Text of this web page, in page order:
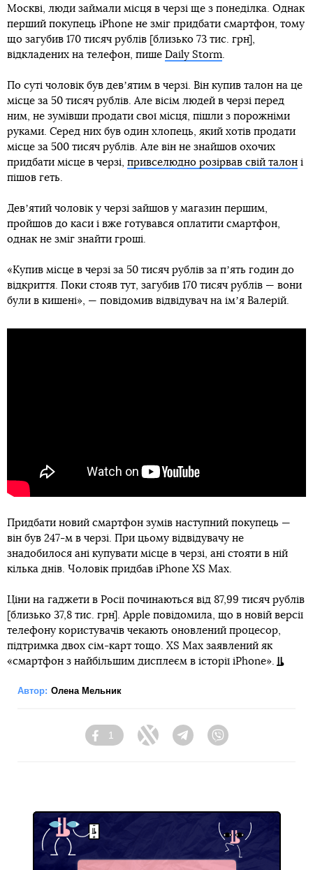
Москві, люди займали місця в черзі ще з понеділка. Однак
перший покупець iPhone не зміг придбати смартфон, тому
що загубив 170 тисяч рублів [близько 73 тис. грн],
відкладених на телефон, пише Daily Storm.
По суті чоловік був девʼятим в черзі. Він купив талон на це
місце за 50 тисяч рублів. Але вісім людей в черзі перед
ним, не зумівши продати свої місця, пішли з порожніми
руками. Серед них був один хлопець, який хотів продати
місце за 500 тисяч рублів. Але він не знайшов охочих
придбати місце в черзі, привселюдно розірвав свій талон і
пішов геть.
Девʼятий чоловік у черзі зайшов у магазин першим,
пройшов до каси і вже готувався оплатити смартфон,
однак не зміг знайти гроші.
«Купив місце в черзі за 50 тисяч рублів за пʼять годин до
відкриття. Поки стояв тут, загубив 170 тисяч рублів — вони
були в кишені», — повідомив відвідувач на імʼя Валерій.
Придбати новий смартфон зумів наступний покупець —
він був 247-м в черзі. При цьому відвідувачу не
знадобилося ані купувати місце в черзі, ані стояти в ній
кілька днів. Чоловік придбав iPhone XS Max.
Ціни на гаджети в Росії починаються від 87,99 тисяч рублів
[близько 37,8 тис. грн]. Apple повідомила, що в новій версії
телефону користувачів чекають оновлений процесор,
підтримка двох сім-карт тощо. XS Max заявлений як
«смартфон з найбільшим дисплеєм в історії iPhone».
Автор: Олена Мельник
Facebook
1
Twitter Telegram